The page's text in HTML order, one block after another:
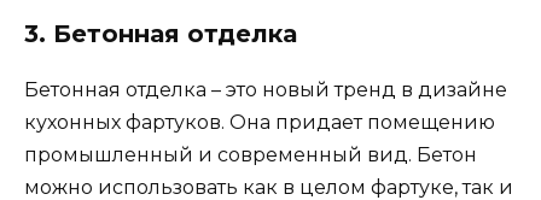
3. Бетонная отделка
Бетонная отделка – это новый тренд в дизайне
кухонных фартуков. Она придает помещению
промышленный и современный вид. Бетон
можно использовать как в целом фартуке, так и